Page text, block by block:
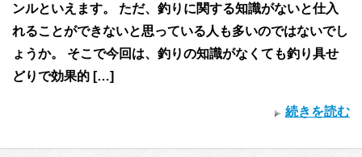
ンルといえます。 ただ、釣りに関する知識がないと仕入
れることができないと思っている人も多いのではないでし
ょうか。 そこで今回は、釣りの知識がなくても釣り具せ
どりで効果的 […]
続きを読む